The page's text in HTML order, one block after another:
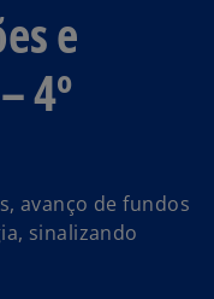
e
4º
avanço de fundos
sinalizando